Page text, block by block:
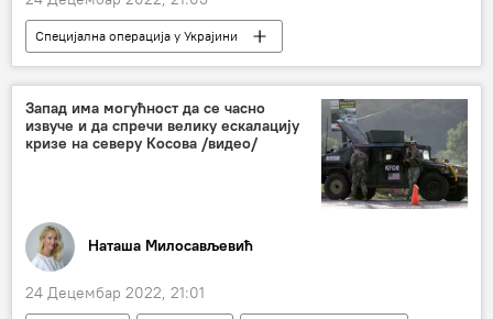
Специјална операција у Украјини
Специјална војна операција у Украјини – вести
Русија
Украјина Донбас
Запад има могућност да се часно
извуче и да спречи велику ескалацију
кризе на северу Косова /видео/
Наташа Милосављевић
24 Децембар 2022, 21:01